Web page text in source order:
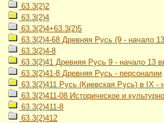
63.3(2)2
63.3(2)4
63.3(2)4+63.3(2)5
63.3(2)4-68 Древняя Русь (9 - начало
63.3(2)4-8
63.3(2)41 Древняя Русь 9 - начало 13
63.3(2)41-8 Древняя Русь - персоналии
63.3(2)411 Русь (Киевская Русь) в IX -
63.3(2)411-08 Историческое и
63.3(2)411-8
63.3(2)412